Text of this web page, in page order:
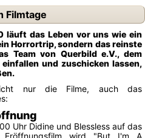
Filmtage
läuft das Leben vor uns wie ein
Horrortrip, sondern das reinste
Team von Querbild e.V., dem
einfallen und zuschicken lassen,
nur die Filme, auch das
Uhr Didine und Blessless auf das
Eröffnungsfilm wird "But I'm A